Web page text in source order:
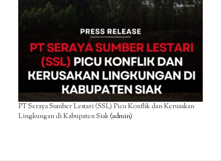
PT Seraya Sumber Lestari (SSL) Picu Konflik dan Kerusakan
Lingkungan di Kabupaten Siak(admin)